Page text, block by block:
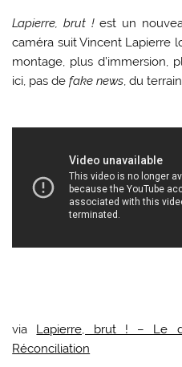
Lapierre, brut !est un
caméra suit Vincent Lapierre
montage, plus d’immersion,
ici, pas defake news, du
via Lapierre, brut ! – Le
Réconciliation